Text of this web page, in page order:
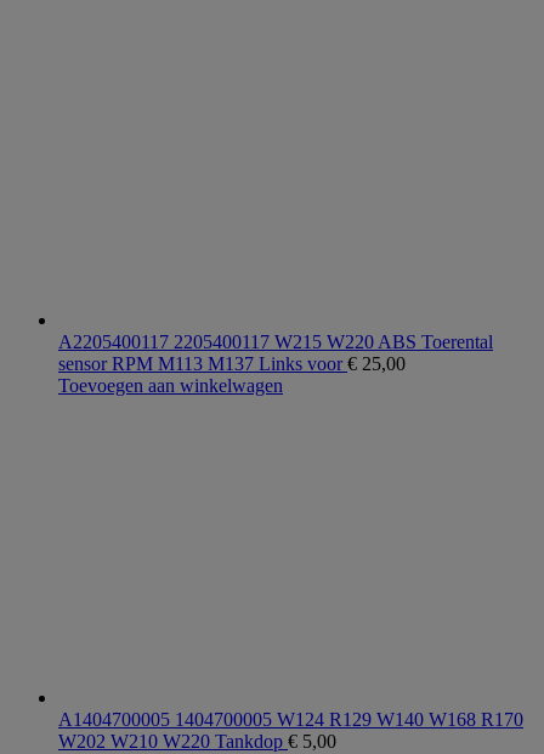
A2205400117 2205400117 W215 W220 ABS Toerental
sensor RPM M113 M137 Links voor€ 25,00
Toevoegen aan winkelwagen
A1404700005 1404700005 W124 R129 W140 W168 R170
W202 W210 W220 Tankdop € 5,00